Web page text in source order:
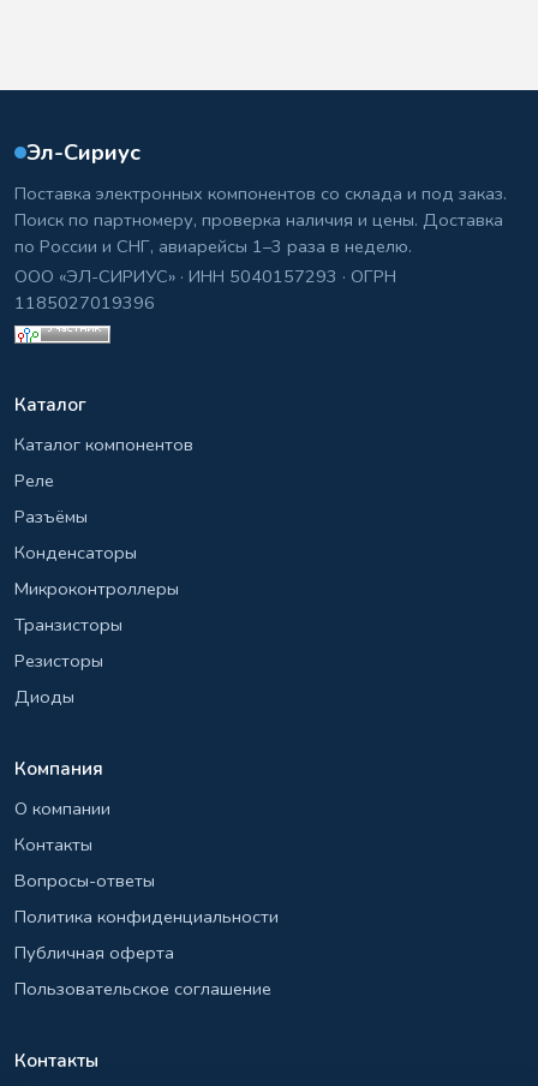
Эл-Сириус
Поставка электронных компонентов со склада и под заказ.
Поиск по партномеру, проверка наличия и цены. Доставка
по России и СНГ, авиарейсы 1–3 раза в неделю.
ООО «ЭЛ-СИРИУС» · ИНН 5040157293 · ОГРН
1185027019396
Каталог
Каталог компонентов
Реле
Разъёмы
Конденсаторы
Микроконтроллеры
Транзисторы
Резисторы
Диоды
Компания
О компании
Контакты
Вопросы-ответы
Политика конфиденциальности
Публичная оферта
Пользовательское соглашение
Контакты